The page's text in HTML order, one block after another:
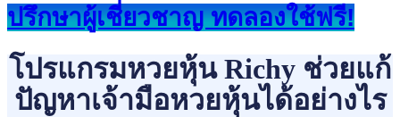
ปรึกษาผู้เชี่ยวชาญ ทดลองใช้ฟรี!
โปรแกรมหวยหุ้น Richy ช่วยแก้
ปัญหาเจ้ามือหวยหุ้นได้อย่างไร